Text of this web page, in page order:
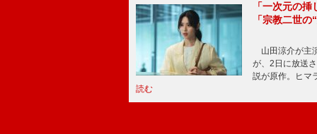
「一次元の
「宗教二世
山田涼介が主
が、2日に放送
説が原作。ヒマ
読む